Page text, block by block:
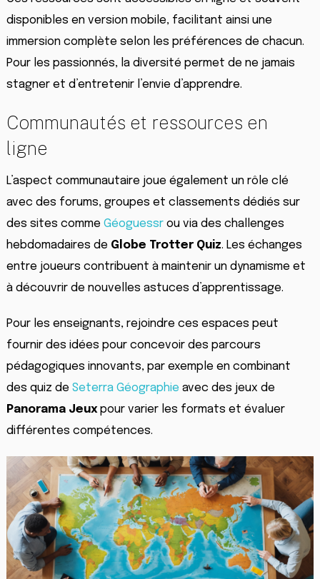
disponibles en version mobile, facilitant ainsi une
immersion complète selon les préférences de chacun.
Pour les passionnés, la diversité permet de ne jamais
stagner et d’entretenir l’envie d’apprendre.
Communautés et ressources en
ligne
L’aspect communautaire joue également un rôle clé
avec des forums, groupes et classements dédiés sur
des sites comme Géoguessrou via des challenges
hebdomadaires de Globe Trotter Quiz. Les échanges
entre joueurs contribuent à maintenir un dynamisme et
à découvrir de nouvelles astuces d’apprentissage.
Pour les enseignants, rejoindre ces espaces peut
fournir des idées pour concevoir des parcours
pédagogiques innovants, par exemple en combinant
des quiz de Seterra Géographie avec des jeux de
Panorama Jeuxpour varier les formats et évaluer
différentes compétences.